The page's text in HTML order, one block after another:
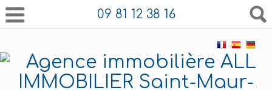
09 81 12 38 16